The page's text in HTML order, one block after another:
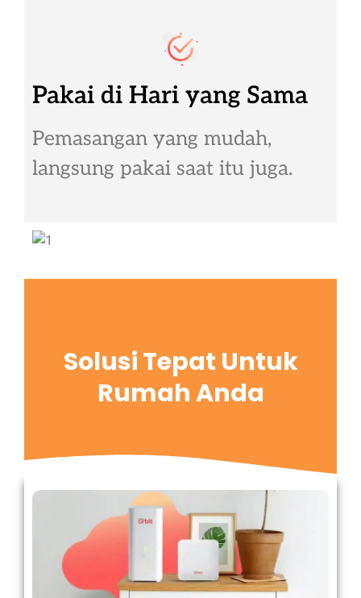
Pakai di Hari yang Sama
Pemasangan yang mudah,
langsung pakai saat itu juga.
Solusi Tepat Untuk
Rumah Anda